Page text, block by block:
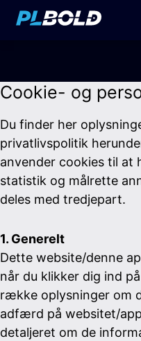
Cookie- og
Du finder her
privatlivspolitik
anvender cookies til at
statistik og målrette
deles med tredjepart.
1. Generelt
Dette website/denne
når du klikker dig ind
række oplysninger om
adfærd på websitet/
detaljeret om de